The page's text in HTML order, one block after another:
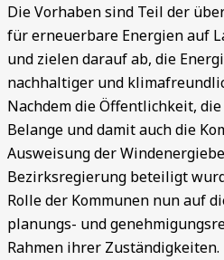
Die Vorhaben sind Teil der
für erneuerbare Energien auf
und zielen darauf ab, die
nachhaltiger und
Nachdem die Öffentlichkeit,
Belange und damit auch die
Ausweisung der
Bezirksregierung beteiligt
Rolle der Kommunen nun auf
planungs- und
Rahmen ihrer